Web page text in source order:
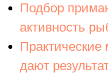
Подбор
активность
Практические
дают